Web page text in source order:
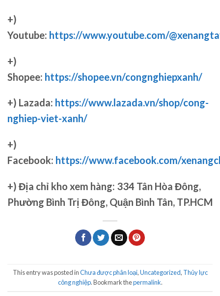
+)
Youtube: https://www.youtube.com/
+)
Shopee: https://shopee.vn/congnghiepxanh/
+) Lazada: https://www.lazada.vn/shop/cong-
nghiep-viet-xanh/
+)
Facebook: https://www.facebook.com/
+) Địa chỉ kho xem hàng: 334 Tân Hòa Đông,
Phường Bình Trị Đông, Quận Bình Tân, TP.HCM
This entry was posted inChưa được phân loại,Uncategorized, Thủy lực
công nghiệp. Bookmark thepermalink.